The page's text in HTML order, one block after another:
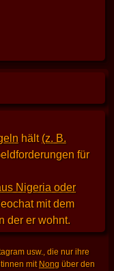
hält (z. B.
für
Nigeria oder
mit dem
der er wohnt.
usw., die nur ihre
mit Nong über den